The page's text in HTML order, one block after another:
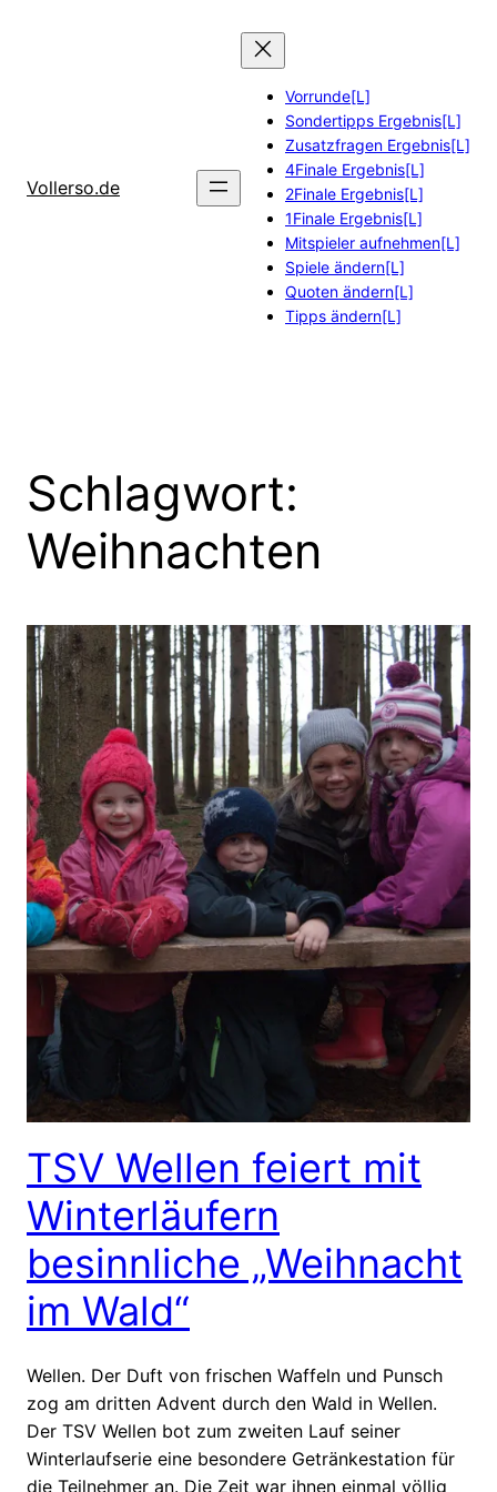
Vollerso.de
Vorrunde[L]
Sondertipps Ergebnis[L]
Zusatzfragen Ergebnis[L]
4Finale Ergebnis[L]
2Finale Ergebnis[L]
1Finale Ergebnis[L]
Mitspieler aufnehmen[L]
Spiele ändern[L]
Quoten ändern[L]
Tipps ändern[L]
Schlagwort:
Weihnachten
TSV Wellen feiert mit
Winterläufern
besinnliche „Weihnacht
im Wald“
Wellen. Der Duft von frischen Waffeln und Punsch
zog am dritten Advent durch den Wald in Wellen.
Der TSV Wellen bot zum zweiten Lauf seiner
Winterlaufserie eine besondere Getränkestation für
die Teilnehmer an. Die Zeit war ihnen einmal völlig